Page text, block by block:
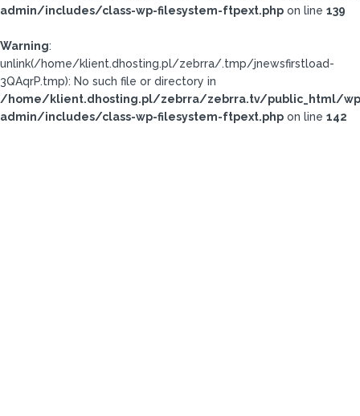
admin/includes/class-wp-filesystem-ftpext.php on line 139
Warning:
unlink(/home/klient.dhosting.pl/zebrra/.tmp/jnewsfirstload-
3QAqrP.tmp): No such file or directory in
/home/klient.dhosting.pl/zebrra/zebrra.tv/public_html/
admin/includes/class-wp-filesystem-ftpext.php on line 142